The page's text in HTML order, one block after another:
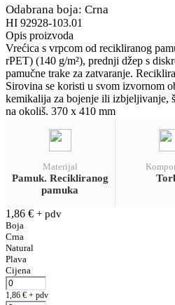
Odabrana boja: Crna
HI 92928-103.01
Opis proizvoda
Vrećica s vrpcom od recikliranog
rPET) (140 g/m²), prednji džep s
pamučne trake za zatvaranje.
Sirovina se koristi u svom izvornom
kemikalija za bojenje ili izbjeljivanje,
na okoliš. 370 x 410 mm
Materijal
Pamuk. Recikliranog
pamuka
1,86 € + pdv
Boja
Crna
Natural
Plava
Cijena
1,86 € + pdv